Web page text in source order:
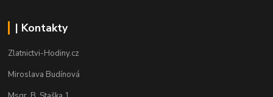
| Kontakty
Zlatnictvi-Hodiny.cz
Miroslava Budínová